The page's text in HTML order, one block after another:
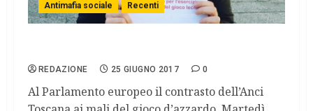
Antimafia sociale Recenti
REDAZIONE 25 GIUGNO 2017 0
Al Parlamento europeo il contrasto dell’Anci